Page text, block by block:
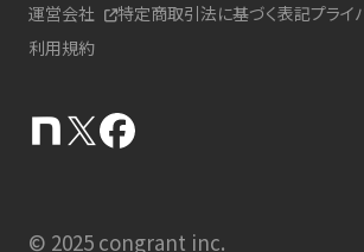
運営会社 特定商取引法に基づく表記プライ
利用規約
© 2025 congrant inc.